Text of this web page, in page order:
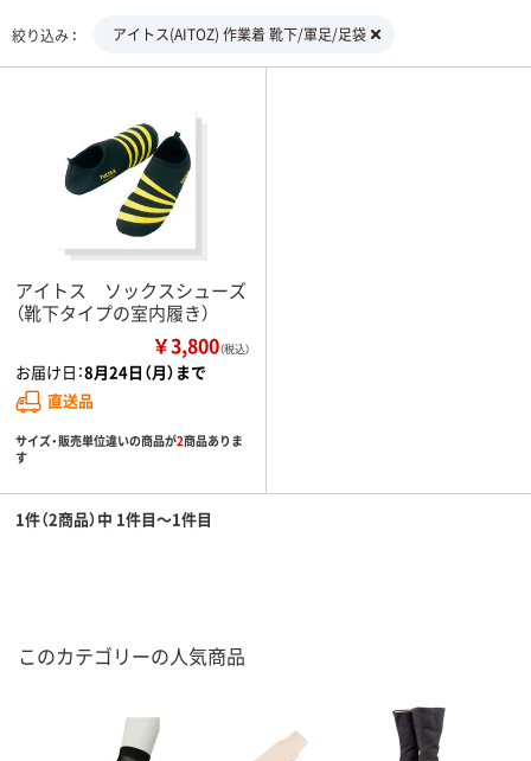
絞り込み アイトス(AITOZ) 作業着 靴下/軍足/足袋
アイトス ソックスシューズ
（靴下タイプの室内履き）
￥3,800（税込）
お届け日：8月24日（月）まで
直送品
サイズ・販売単位違いの商品が2商品ありま
す
1件（2商品）中 1件目～1件目
このカテゴリーの人気商品